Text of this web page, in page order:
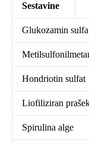
Sestavine
Glukozamin
Hondriotin sulfat
Liofiliziran
Spirulina alge